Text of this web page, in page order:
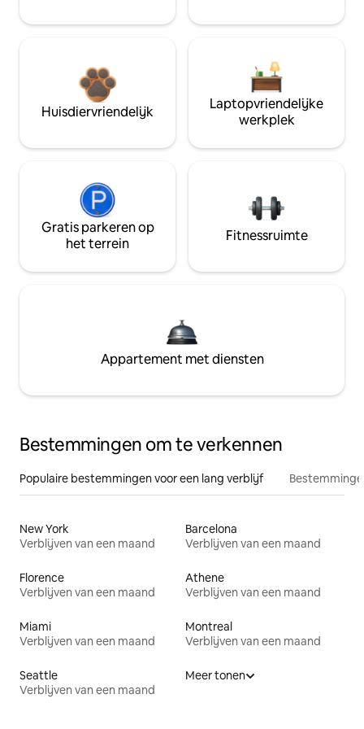
Huisdiervriendelijk
Laptopvriendelijke
werkplek
Gratis parkeren op
het terrein
Fitnessruimte
Appartement met diensten
Bestemmingen om te verkennen
Populaire bestemmingen voor een lang verblijf
New York
Verblijven van een maand
Barcelona
Verblijven van een maand
Florence
Verblijven van een maand
Athene
Verblijven van een maand
Miami
Verblijven van een maand
Montreal
Verblijven van een maand
Seattle
Verblijven van een maand
Meer tonen